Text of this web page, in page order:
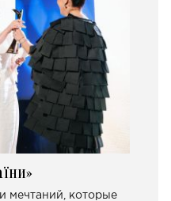
мечтаний, которые